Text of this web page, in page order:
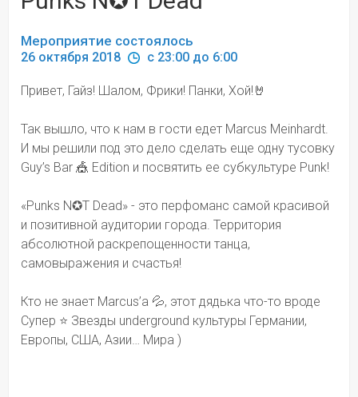
Мероприятие состоялось
26 октября 2018 c 23:00 до 6:00
Привет, Гайз! Шалом, Фрики! Панки, Хой!🤘
Так вышло, что к нам в гости едет Marcus Meinhardt.
И мы решили под это дело сделать еще одну тусовку
Guy’s Bar 🎪 Edition и посвятить ее субкультуре Punk!
«Punks N✪T Dead» - это перфоманс самой красивой
и позитивной аудитории города. Территория
абсолютной раскрепощенности танца,
самовыражения и счастья!
Кто не знает Marcus’a 💦, этот дядька что-то вроде
Супер ⭐️ Звезды underground культуры Германии,
Европы, США, Азии… Мира )